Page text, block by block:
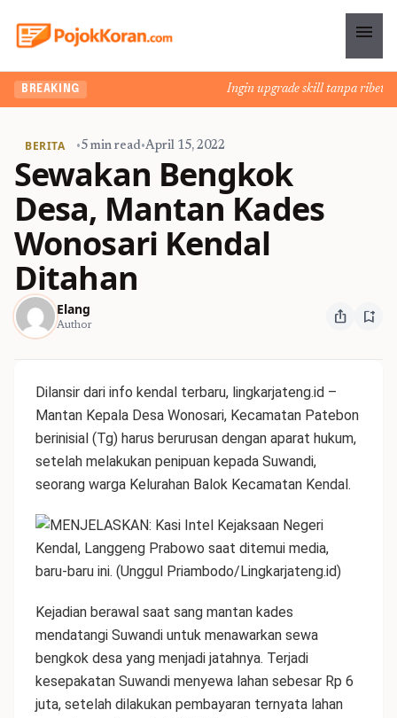
menu
BREAKING Ingin upgrade skill tanpa ribet?
BERITA •5 min read•April 15, 2022
Sewakan Bengkok
Desa, Mantan Kades
Wonosari Kendal
Ditahan
Elang
Author ios_share bookmark_add
Dilansir dari info kendal terbaru, lingkarjateng.id –
Mantan Kepala Desa Wonosari, Kecamatan Patebon
berinisial (Tg) harus berurusan dengan aparat hukum,
setelah melakukan penipuan kepada Suwandi,
seorang warga Kelurahan Balok Kecamatan Kendal.
Kejadian berawal saat sang mantan kades
mendatangi Suwandi untuk menawarkan sewa
bengkok desa yang menjadi jatahnya. Terjadi
kesepakatan Suwandi menyewa lahan sebesar Rp 6
juta, setelah dilakukan pembayaran ternyata lahan